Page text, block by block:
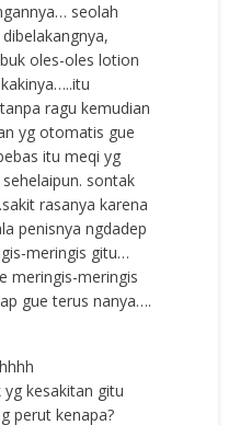
seolah
oles-oles lotion
ragu kemudian
yg otomatis gue
itu meqi yg
sontak
rasanya karena
penisnya ngdadep
meringis gitu…
meringis-meringis
gue terus nanya….
kesakitan gitu
perut kenapa?